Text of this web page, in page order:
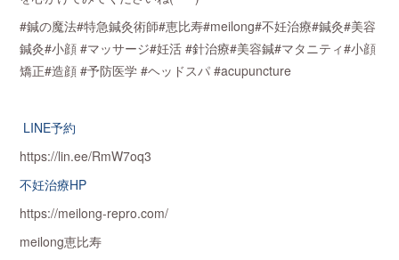
#鍼の魔法#特急鍼灸術師#恵比寿#meilong#不妊治療#鍼灸#美容
鍼灸#小顔 #マッサージ#妊活 #針治療#美容鍼#マタニティ#小顔
矯正#造顔 #予防医学 #ヘッドスパ #acupuncture
LINE予約
https://lin.ee/RmW7oq3
不妊治療HP
https://meilong-repro.com/
meilong恵比寿